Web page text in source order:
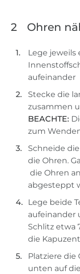
2 Ohren
Lege jeweils
aufeinander
Stecke die
zusammen
BEACHTE:
zum
Schneide
die Ohren.
die Ohren
abgesteppt
Lege beide
aufeinander
Schlitz etwa
die
Platziere
unten auf